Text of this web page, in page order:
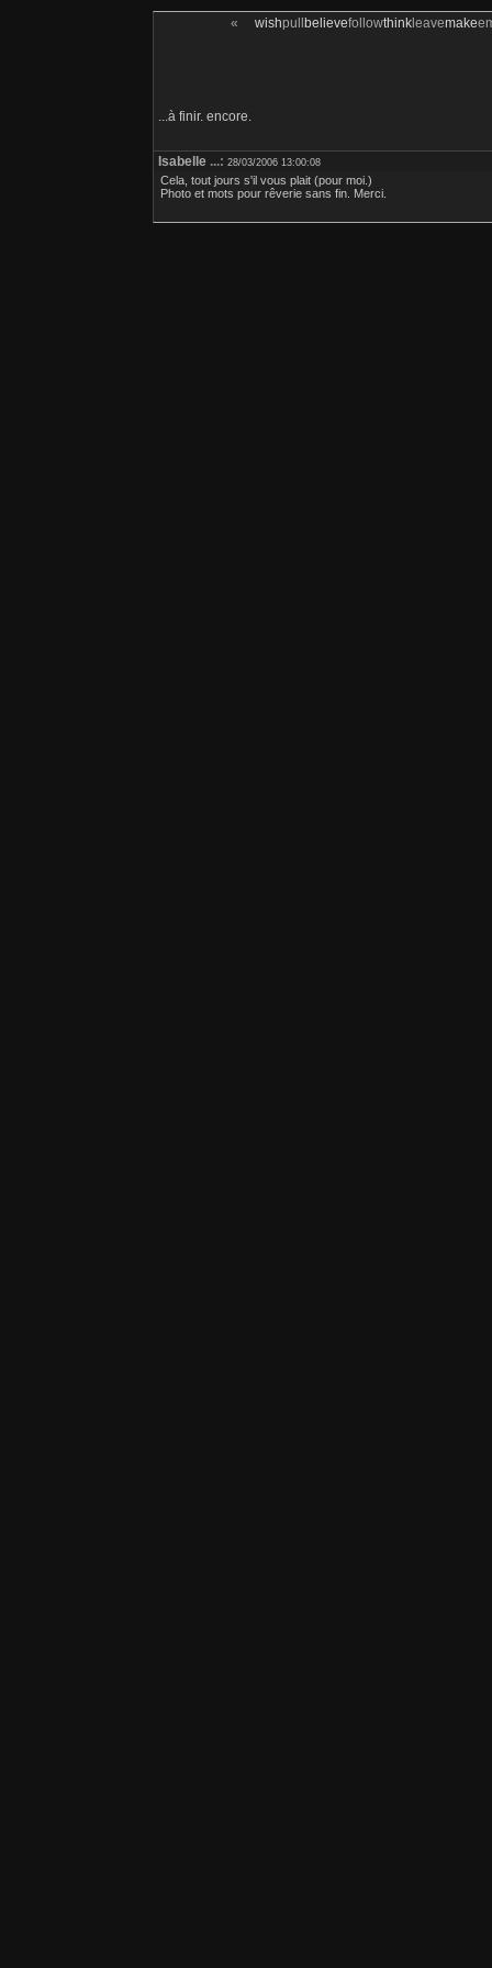
« wishpull believefollowthinkleavemake
...à finir. encore.
Isabelle ...: 28/03/2006 13:00:08
Cela, tout jours s'il vous plait (pour moi.)
Photo et mots pour rêverie sans fin. Merci.